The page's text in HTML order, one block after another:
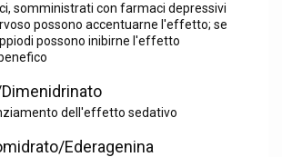
somministrati con farmaci depressivi
possono accentuarne l'effetto; se
possono inibirne l'effetto
dell'effetto sedativo
Ederagenina